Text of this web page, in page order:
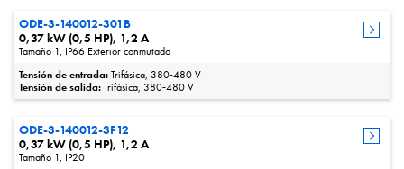
ODE-3-140012-301B
0,37 kW (0,5 HP), 1,2 A
Tamaño 1, IP66 Exterior conmutado
Tensión de entrada:Trifásica, 380‑480 V
Tensión de salida:Trifásica, 380‑480 V
ODE-3-140012-3F12
0,37 kW (0,5 HP), 1,2 A
Tamaño 1, IP20